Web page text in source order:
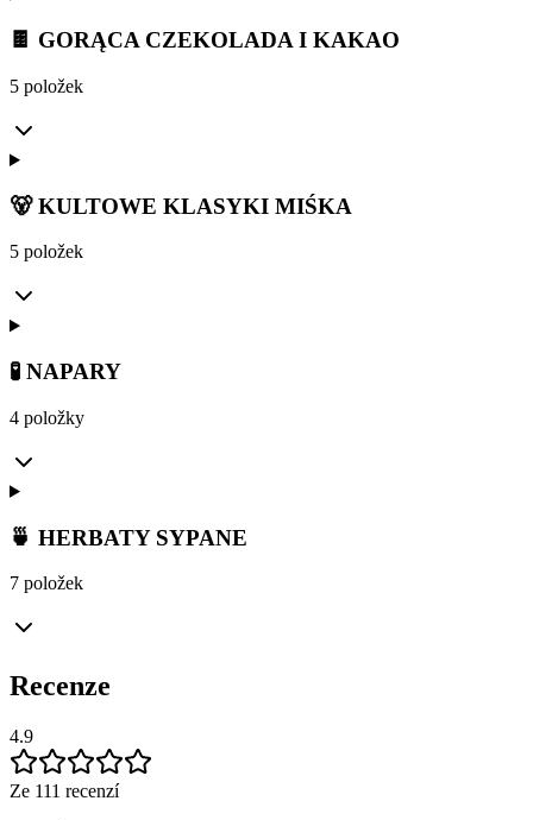
🍫 GORĄCA CZEKOLADA I KAKAO
5 položek
🐻 KULTOWE KLASYKI MIŚKA
5 položek
🧪 NAPARY
4 položky
🍵 HERBATY SYPANE
7 položek
Recenze
4.9
Ze 111 recenzí